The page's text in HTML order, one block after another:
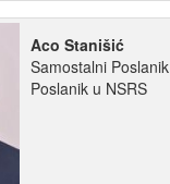
Aco Stanišić
Samostalni Poslanik
Poslanik u NSRS